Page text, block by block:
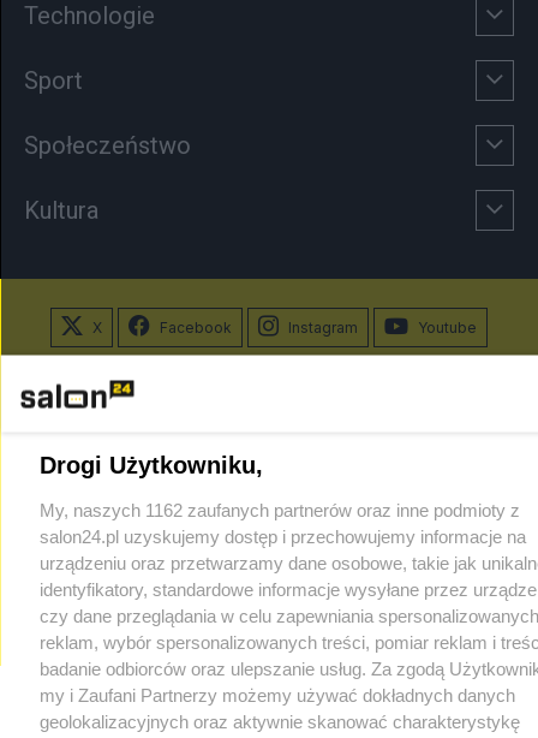
Technologie
Sport
Społeczeństwo
Kultura
X Facebook Instagram Youtube
Pomoc O nas Praca
Technologię dostarcza:W3media.pl
Drogi Użytkowniku,
My, naszych 1162 zaufanych partnerów oraz inne podmioty z
salon24.pl uzyskujemy dostęp i przechowujemy informacje na
urządzeniu oraz przetwarzamy dane osobowe, takie jak
identyfikatory, standardowe informacje wysyłane przez
czy dane przeglądania w celu zapewniania spersonalizowanych
reklam, wybór spersonalizowanych treści, pomiar reklam i
badanie odbiorców oraz ulepszanie usług. Za zgodą
my i Zaufani Partnerzy możemy używać dokładnych danych
geolokalizacyjnych oraz aktywnie skanować charakterystykę